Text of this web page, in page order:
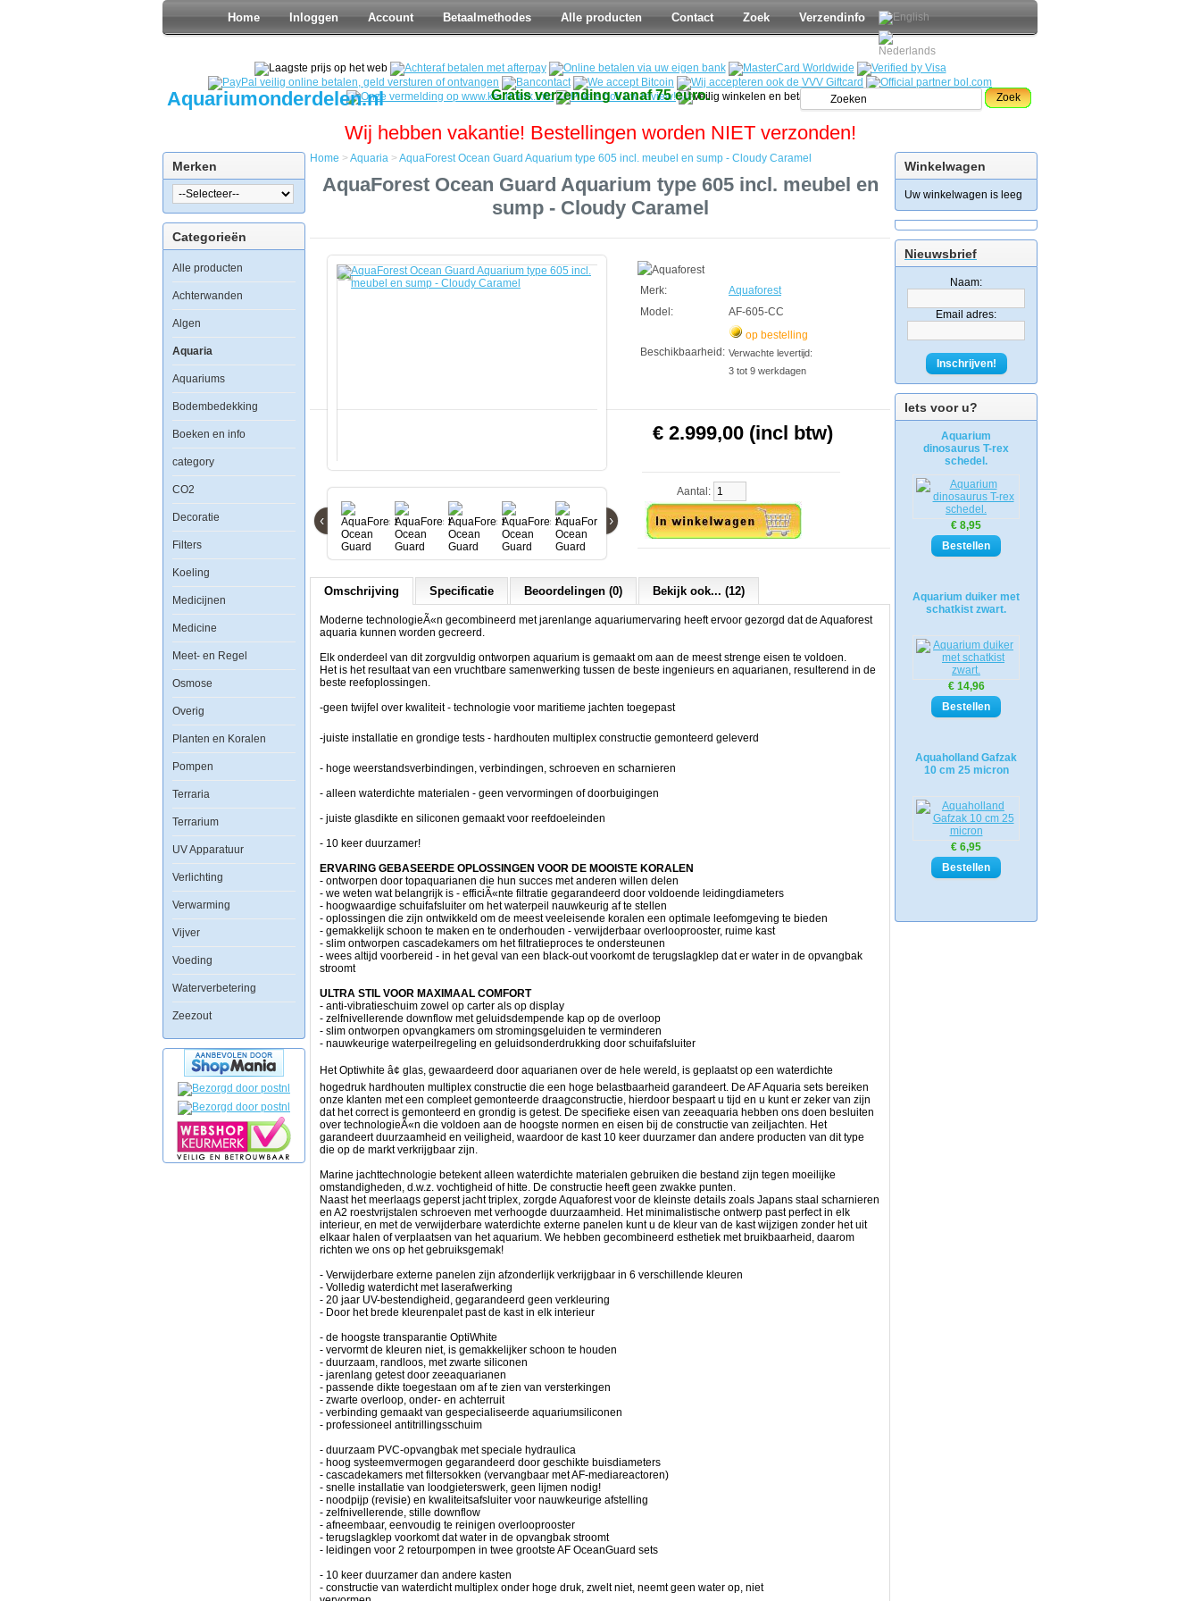
Home Inloggen Account Betaalmethodes Alle producten Contact Zoek Verzendinfo
Aquariumonderdelen.nl Gratis verzending vanaf 75 euro. Zoek
Wij hebben vakantie! Bestellingen worden NIET verzonden!
Merken
Categorieën
Alle producten
Achterwanden
Algen
Aquaria
Aquariums
Bodembedekking
Boeken en info
category
CO2
Decoratie
Filters
Koeling
Medicijnen
Medicine
Meet- en Regel
Osmose
Overig
Planten en Koralen
Pompen
Terraria
Terrarium
UV Apparatuur
Verlichting
Verwarming
Vijver
Voeding
Waterverbetering
Zeezout
Winkelwagen
Uw winkelwagen is leeg
Nieuwsbrief
Naam:
Email adres:
Inschrijven!
Iets voor u?
Aquarium
dinosaurus T-rex
schedel.
€ 8,95
Aquarium duiker met
schatkist zwart.
€ 14,96
Aquaholland Gafzak
10 cm 25 micron
€ 6,95
Aquarium
type
605
AquaForest
Guard
605
meubel
en
Cloudy
Caramel
technologieÃÂ«n
gecombineerd
met
jarenlange
aquariumervaring
heeft
ervoor
gezorgd
dat
de
aquaria
kunnen
worden
gecreerd.
onderdeel
dit
zorgvuldig
ontworpen
aquarium
gemaakt
aan
de
meest
strenge
eisen
voldoen.
het
resultaat
van
vruchtbare
samenwerking
tussen
de
beste
ingenieurs
en
aquarianen,
de
beste
reefoplossingen.
geen
twijfel
over
technologie
Home > Aquaria > AquaForest Ocean Guard Aquarium type 605 incl. meubel en sump - Cloudy Caramel
AquaForest Ocean Guard Aquarium type 605 incl. meubel en
sump - Cloudy Caramel
‹ ›
Merk:
Aquaforest
Model:
AF-605-CC
Beschikbaarheid:
op bestelling
Verwachte levertijd:
3 tot 9 werkdagen
€ 2.999,00 (incl btw)
Aantal:
Omschrijving Specificatie Beoordelingen (0) Bekijk ook... (12)
Moderne technologieÃ«n gecombineerd met jarenlange aquariumervaring heeft ervoor gezorgd dat de Aquaforest
aquaria kunnen worden gecreerd.
Elk onderdeel van dit zorgvuldig ontworpen aquarium is gemaakt om aan de meest strenge eisen te voldoen.
Het is het resultaat van een vruchtbare samenwerking tussen de beste ingenieurs en aquarianen, resulterend in de
beste reefoplossingen.
-geen twijfel over kwaliteit - technologie voor maritieme jachten toegepast
-juiste installatie en grondige tests - hardhouten multiplex constructie gemonteerd geleverd
- hoge weerstandsverbindingen, verbindingen, schroeven en scharnieren
- alleen waterdichte materialen - geen vervormingen of doorbuigingen
- juiste glasdikte en siliconen gemaakt voor reefdoeleinden
- 10 keer duurzamer!
ERVARING GEBASEERDE OPLOSSINGEN VOOR DE MOOISTE KORALEN
- ontworpen door topaquarianen die hun succes met anderen willen delen
- we weten wat belangrijk is - efficiÃ«nte filtratie gegarandeerd door voldoende leidingdiameters
- hoogwaardige schuifafsluiter om het waterpeil nauwkeurig af te stellen
- oplossingen die zijn ontwikkeld om de meest veeleisende koralen een optimale leefomgeving te bieden
- gemakkelijk schoon te maken en te onderhouden - verwijderbaar overlooprooster, ruime kast
- slim ontworpen cascadekamers om het filtratieproces te ondersteunen
- wees altijd voorbereid - in het geval van een black-out voorkomt de terugslagklep dat er water in de opvangbak
stroomt
ULTRA STIL VOOR MAXIMAAL COMFORT
- anti-vibratieschuim zowel op carter als op display
- zelfnivellerende downflow met geluidsdempende kap op de overloop
- slim ontworpen opvangkamers om stromingsgeluiden te verminderen
- nauwkeurige waterpeilregeling en geluidsonderdrukking door schuifafsluiter
Het Optiwhite â¢ glas, gewaardeerd door aquarianen over de hele wereld, is geplaatst op een waterdichte
hogedruk hardhouten multiplex constructie die een hoge belastbaarheid garandeert. De AF Aquaria sets bereiken
onze klanten met een compleet gemonteerde draagconstructie, hierdoor bespaart u tijd en u kunt er zeker van zijn
dat het correct is gemonteerd en grondig is getest. De specifieke eisen van zeeaquaria hebben ons doen besluiten
over technologieÃ«n die voldoen aan de hoogste normen en eisen bij de constructie van zeiljachten. Het
garandeert duurzaamheid en veiligheid, waardoor de kast 10 keer duurzamer dan andere producten van dit type
die op de markt verkrijgbaar zijn.
Marine jachttechnologie betekent alleen waterdichte materialen gebruiken die bestand zijn tegen moeilijke
omstandigheden, d.w.z. vochtigheid of hitte. De constructie heeft geen zwakke punten.
Naast het meerlaags geperst jacht triplex, zorgde Aquaforest voor de kleinste details zoals Japans staal scharnieren
en A2 roestvrijstalen schroeven met verhoogde duurzaamheid. Het minimalistische ontwerp past perfect in elk
interieur, en met de verwijderbare waterdichte externe panelen kunt u de kleur van de kast wijzigen zonder het uit
elkaar halen of verplaatsen van het aquarium. We hebben gecombineerd esthetiek met bruikbaarheid, daarom
richten we ons op het gebruiksgemak!
- Verwijderbare externe panelen zijn afzonderlijk verkrijgbaar in 6 verschillende kleuren
- Volledig waterdicht met laserafwerking
- 20 jaar UV-bestendigheid, gegarandeerd geen verkleuring
- Door het brede kleurenpalet past de kast in elk interieur
- de hoogste transparantie OptiWhite
- vervormt de kleuren niet, is gemakkelijker schoon te houden
- duurzaam, randloos, met zwarte siliconen
- jarenlang getest door zeeaquarianen
- passende dikte toegestaan om af te zien van versterkingen
- zwarte overloop, onder- en achterruit
- verbinding gemaakt van gespecialiseerde aquariumsiliconen
- professioneel antitrillingsschuim
- duurzaam PVC-opvangbak met speciale hydraulica
- hoog systeemvermogen gegarandeerd door geschikte buisdiameters
- cascadekamers met filtersokken (vervangbaar met AF-mediareactoren)
- snelle installatie van loodgieterswerk, geen lijmen nodig!
- noodpijp (revisie) en kwaliteitsafsluiter voor nauwkeurige afstelling
- zelfnivellerende, stille downflow
- afneembaar, eenvoudig te reinigen overlooprooster
- terugslagklep voorkomt dat water in de opvangbak stroomt
- leidingen voor 2 retourpompen in twee grootste AF OceanGuard sets
- 10 keer duurzamer dan andere kasten
- constructie van waterdicht multiplex onder hoge druk, zwelt niet, neemt geen water op, niet